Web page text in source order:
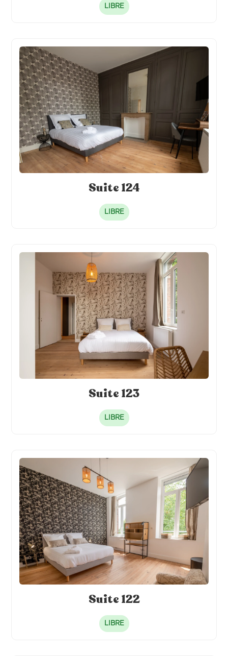
LIBRE
Suite 124
LIBRE
Suite 123
LIBRE
Suite 122
LIBRE